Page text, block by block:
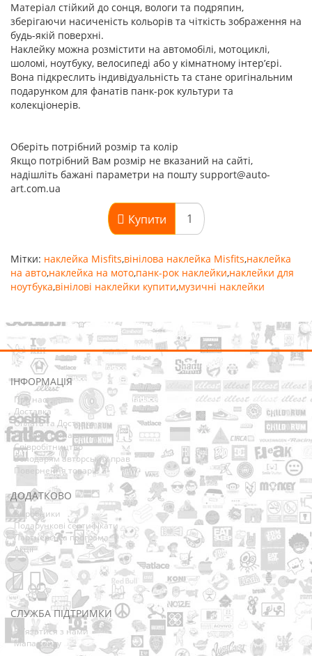
Матеріал стійкий до сонця, вологи та подряпин,
зберігаючи насиченість кольорів та чіткість зображення на
будь-якій поверхні.
Наклейку можна розмістити на автомобілі, мотоциклі,
шоломі, ноутбуку, велосипеді або у кімнатному інтер’єрі.
Вона підкреслить індивідуальність та стане оригінальним
подарунком для фанатів панк-рок культури та
колекціонерів.
Оберіть потрібний розмір та колір
Якщо потрібний Вам розмір не вказаний на сайті,
надішліть бажані параметри на пошту support@auto-
art.com.ua
Купити
Мітки: наклейка Misfits,вінілова наклейка Misfits,наклейка
на авто,наклейка на мото,панк-рок наклейки,наклейки для
ноутбука,вінілові наклейки купити,музичні наклейки
ІНФОРМАЦІЯ
Про нас
Доставка
Оплата та Доставка
Условия соглашения
Співробітництво
Володарям авторських прав
Повернення товарів
ДОДАТКОВО
Виробники
Подарункові сертифікати
Партнерська програма
Акції
СЛУЖБА ПІДТРИМКИ
Зв’язатися з нами
Мапа сайту